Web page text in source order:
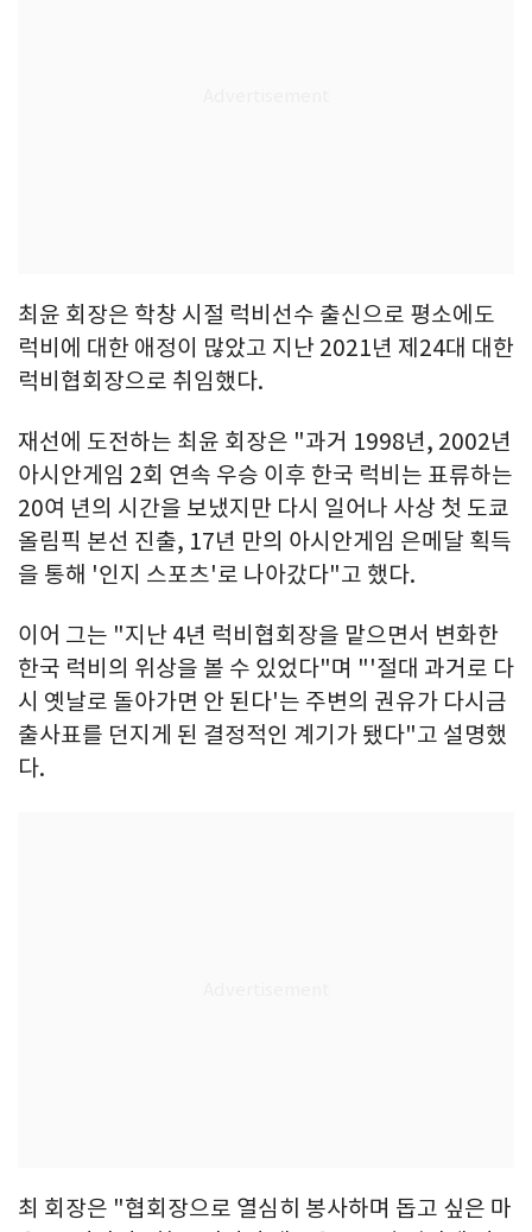
최윤 회장은 학창 시절 럭비선수 출신으로 평소에도
럭비에 대한 애정이 많았고 지난 2021년 제24대 대한
럭비협회장으로 취임했다.
재선에 도전하는 최윤 회장은 "과거 1998년, 2002년
아시안게임 2회 연속 우승 이후 한국 럭비는 표류하는
20여 년의 시간을 보냈지만 다시 일어나 사상 첫 도쿄
올림픽 본선 진출, 17년 만의 아시안게임 은메달 획득
을 통해 '인지 스포츠'로 나아갔다"고 했다.
이어 그는 "지난 4년 럭비협회장을 맡으면서 변화한
한국 럭비의 위상을 볼 수 있었다"며 "'절대 과거로 다
시 옛날로 돌아가면 안 된다'는 주변의 권유가 다시금
출사표를 던지게 된 결정적인 계기가 됐다"고 설명했
다.
최 회장은 "협회장으로 열심히 봉사하며 돕고 싶은 마